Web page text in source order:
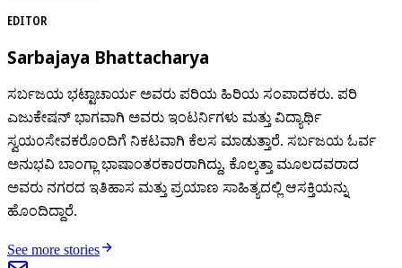
EDITOR
Sarbajaya Bhattacharya
ಸರ್ಬಜಯ ಭಟ್ಟಾಚಾರ್ಯ ಅವರು ಪರಿಯ ಹಿರಿಯ ಸಂಪಾದಕರು. ಪರಿ
ಎಜುಕೇಷನ್ ಭಾಗವಾಗಿ ಅವರು ಇಂಟರ್ನಿಗಳು ಮತ್ತು ವಿದ್ಯಾರ್ಥಿ
ಸ್ವಯಂಸೇವಕರೊಂದಿಗೆ ನಿಕಟವಾಗಿ ಕೆಲಸ ಮಾಡುತ್ತಾರೆ. ಸರ್ಬಜಯ ಓರ್ವ
ಅನುಭವಿ ಬಾಂಗ್ಲಾ ಭಾಷಾಂತರಕಾರರಾಗಿದ್ದು, ಕೊಲ್ಕತ್ತಾ ಮೂಲದವರಾದ
ಅವರು ನಗರದ ಇತಿಹಾಸ ಮತ್ತು ಪ್ರಯಾಣ ಸಾಹಿತ್ಯದಲ್ಲಿ ಆಸಕ್ತಿಯನ್ನು
ಹೊಂದಿದ್ದಾರೆ.
See more stories